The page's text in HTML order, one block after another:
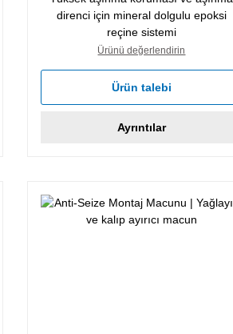
direnci için mineral dolgulu epoksi
reçine sistemi
Ürünü değerlendirin
Ürün talebi
Ayrıntılar